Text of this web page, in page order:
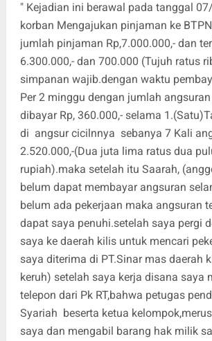
" Kejadian ini berawal pada tanggal
korban Mengajukan pinjaman ke
jumlah pinjaman Rp,7.000.000,- dan
6.300.000,- dan 700.000 (Tujuh ratus
simpanan wajib.dengan waktu
Per 2 minggu dengan jumlah
dibayar Rp, 360.000,- selama
di angsur cicilnnya sebanya 7 Kali
2.520.000,-(Dua juta lima ratus dua
rupiah).maka setelah itu Saarah,
belum dapat membayar angsuran
belum ada pekerjaan maka angsuran
dapat saya penuhi.setelah saya pergi
saya ke daerah kilis untuk mencari
saya diterima di PT.Sinar mas daerah
keruh) setelah saya kerja disana saya
telepon dari Pk RT,bahwa petugas
Syariah beserta ketua
saya dan mengabil barang hak milik